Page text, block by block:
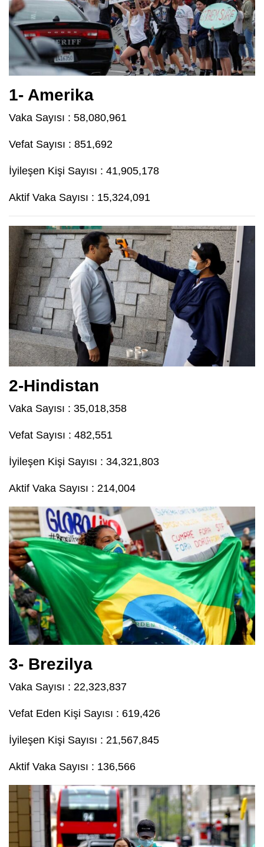
1- Amerika
Vaka Sayısı : 58,080,961
Vefat Sayısı : 851,692
İyileşen Kişi Sayısı : 41,905,178
Aktif Vaka Sayısı : 15,324,091
2-Hindistan
Vaka Sayısı : 35,018,358
Vefat Sayısı : 482,551
İyileşen Kişi Sayısı : 34,321,803
Aktif Vaka Sayısı : 214,004
3- Brezilya
Vaka Sayısı : 22,323,837
Vefat Eden Kişi Sayısı : 619,426
İyileşen Kişi Sayısı : 21,567,845
Aktif Vaka Sayısı : 136,566